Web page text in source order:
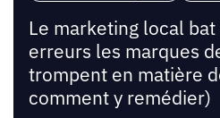
Le marketing local
erreurs les marques
trompent en matière
comment y remédier)